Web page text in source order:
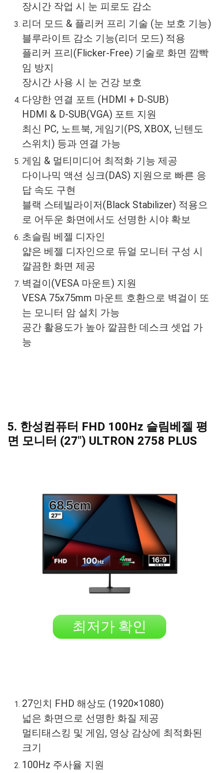
장시간 작업 시 눈 피로도 감소
리더 모드 & 플리커 프리 기술 (눈 보호 기능)
블루라이트 감소 기능(리더 모드) 적용
플리커 프리(Flicker-Free) 기술로 화면 깜빡
임 방지
장시간 사용 시 눈 건강 보호
다양한 연결 포트 (HDMI + D-SUB)
HDMI & D-SUB(VGA) 포트 지원
최신 PC, 노트북, 게임기(PS, XBOX, 닌텐도
스위치) 등과 연결 가능
게임 & 멀티미디어 최적화 기능 제공
다이나믹 액션 싱크(DAS) 지원으로 빠른 응
답 속도 구현
블랙 스테빌라이저(Black Stabilizer) 적용으
로 어두운 화면에서도 선명한 시야 확보
초슬림 베젤 디자인
얇은 베젤 디자인으로 듀얼 모니터 구성 시
깔끔한 화면 제공
벽걸이(VESA 마운트) 지원
VESA 75x75mm 마운트 호환으로 벽걸이 또
는 모니터 암 설치 가능
공간 활용도가 높아 깔끔한 데스크 셋업 가
능
5. 한성컴퓨터 FHD 100Hz 슬림베젤 평
면 모니터 (27″) ULTRON 2758 PLUS
최저가 확인
27인치 FHD 해상도 (1920×1080)
넓은 화면으로 선명한 화질 제공
멀티태스킹 및 게임, 영상 감상에 최적화된
크기
100Hz 주사율 지원